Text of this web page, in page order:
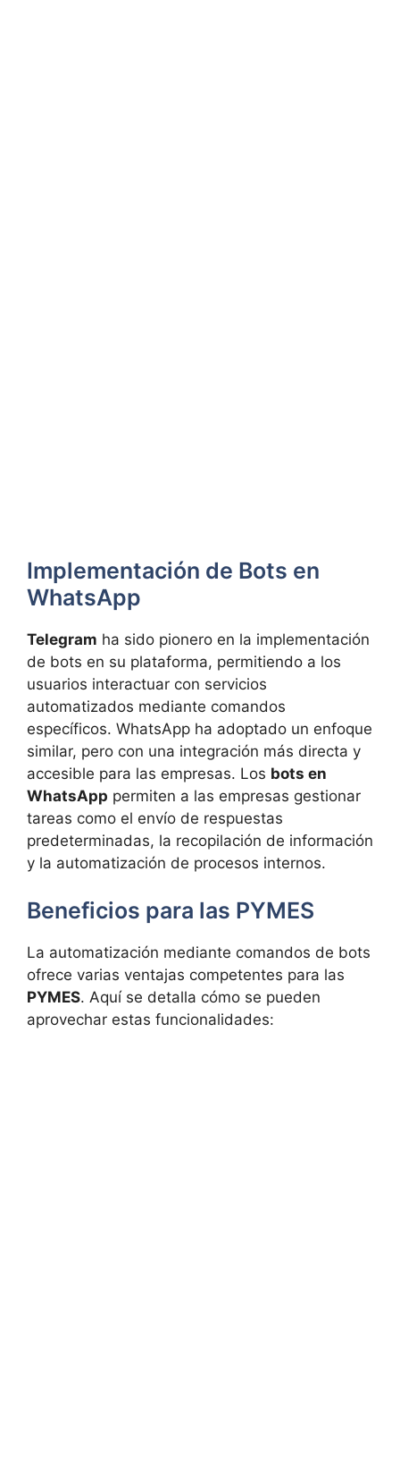
Implementación de Bots en
WhatsApp
Telegram ha sido pionero en la implementación
de bots en su plataforma, permitiendo a los
usuarios interactuar con servicios
automatizados mediante comandos
específicos. WhatsApp ha adoptado un enfoque
similar, pero con una integración más directa y
accesible para las empresas. Los bots en
WhatsApp permiten a las empresas gestionar
tareas como el envío de respuestas
predeterminadas, la recopilación de información
y la automatización de procesos internos.
Beneficios para las PYMES
La automatización mediante comandos de bots
ofrece varias ventajas competentes para las
PYMES. Aquí se detalla cómo se pueden
aprovechar estas funcionalidades: